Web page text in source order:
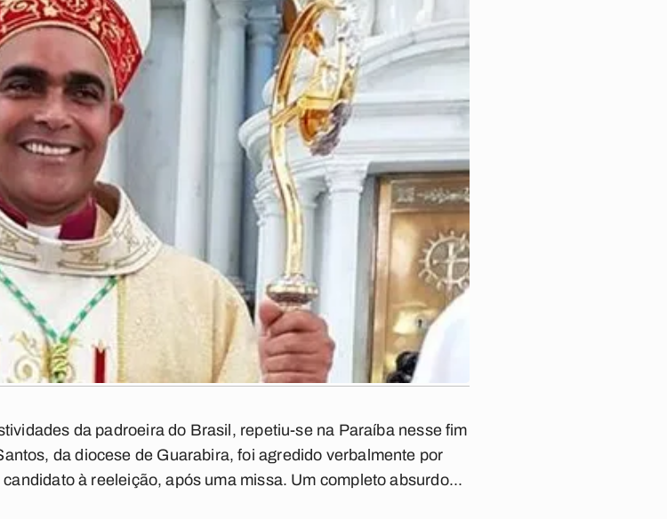
da padroeira do Brasil, repetiu-se na Paraíba nesse fim
da diocese de Guarabira, foi agredido verbalmente por
à reeleição, após uma missa. Um completo absurdo...